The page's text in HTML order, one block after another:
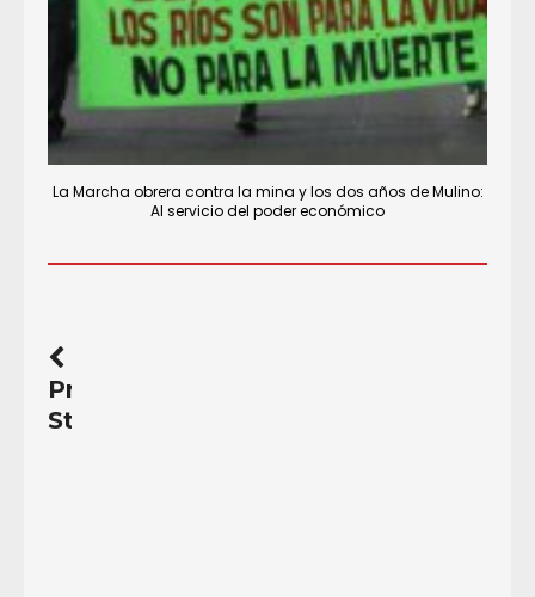
La Marcha obrera contra la mina y los dos años de Mulino:
Al servicio del poder económico
Previous
Story